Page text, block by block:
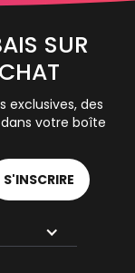
SUR
exclusives, des
votre boîte